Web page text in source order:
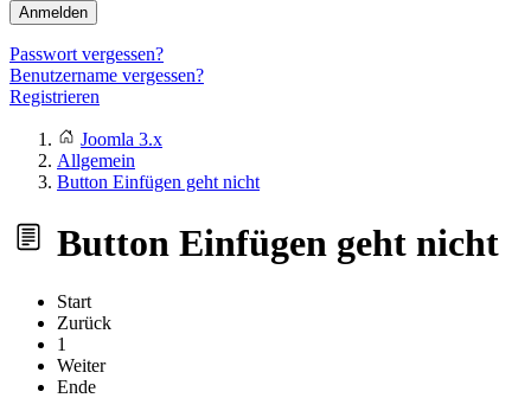
Anmelden
Passwort vergessen?
Benutzername vergessen?
Registrieren
Joomla 3.x
Allgemein
Button Einfügen geht nicht
Button Einfügen geht nicht
Start
Zurück
1
Weiter
Ende